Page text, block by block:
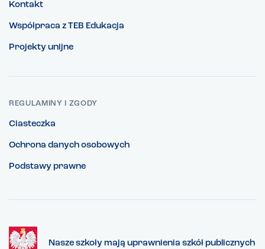
Kontakt
Współpraca z TEB Edukacja
Projekty unijne
REGULAMINY I ZGODY
Ciasteczka
Ochrona danych osobowych
Podstawy prawne
Nasze szkoły mają uprawnienia szkół publicznych